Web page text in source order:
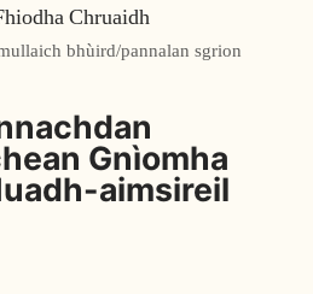
Chruaidh
bhùird/pannalan sgrion
Gnìomha
aimsireil